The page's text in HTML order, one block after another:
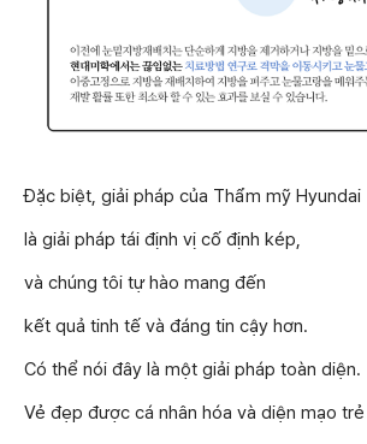
Đặc biệt, giải pháp của Thẩm mỹ Hyundai
là giải pháp tái định vị cố định kép,
và chúng tôi tự hào mang đến
kết quả tinh tế và đáng tin cậy hơn.
Có thể nói đây là một giải pháp toàn diện.
Vẻ đẹp được cá nhân hóa và diện mạo